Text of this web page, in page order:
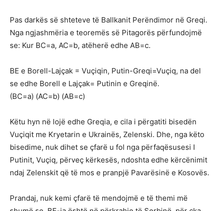
Pas darkës së shteteve të Ballkanit Perëndimor në Greqi.
Nga ngjashmëria e teoremës së Pitagorës përfundojmë
se: Kur BC=a, AC=b, atëherë edhe AB=c.
BE e Borell-Lajçak = Vuçiqin, Putin-Greqi=Vuçiq, na del
se edhe Borell e Lajçak= Putinin e Greqinë.
(BC=a) (AC=b) (AB=c)
Këtu hyn në lojë edhe Greqia, e cila i përgatiti bisedën
Vuçiqit me Kryetarin e Ukrainës, Zelenski. Dhe, nga këto
bisedime, nuk dihet se çfarë u fol nga përfaqësusesi I
Putinit, Vuçiq, përveç kërkesës, ndoshta edhe kërcënimit
ndaj Zelenskit që të mos e pranpjë Pavarësinë e Kosovës.
Prandaj, nuk kemi çfarë të mendojmë e të themi më